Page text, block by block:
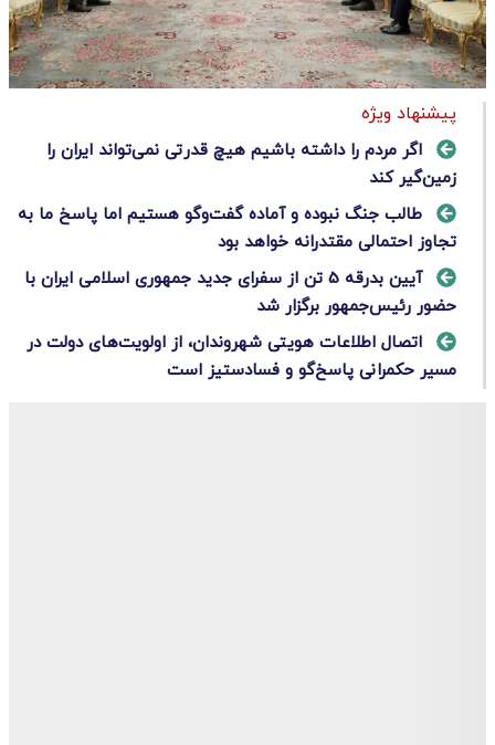
پیشنهاد ویژه
اگر مردم را داشته باشیم هیچ قدرتی نمی‌تواند ایران را
زمین‌گیر کند
طالب جنگ نبوده و آماده گفت‌وگو هستیم اما پاسخ ما به
تجاوز احتمالی مقتدرانه خواهد بود
آیین بدرقه 5 تن از سفرای جدید جمهوری اسلامی ایران با
حضور رئیس‌جمهور برگزار شد
اتصال اطلاعات هویتی شهروندان، از اولویت‌های دولت در
مسیر حکمرانی پاسخ‌گو و فسادستیز است